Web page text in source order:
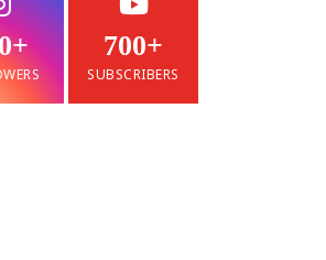
700+
SUBSCRIBERS